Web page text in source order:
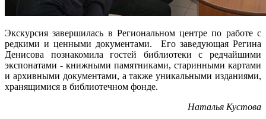
Экскурсия завершилась в Региональном центре по работе с
редкими и ценными документами. Его заведующая Регина
Денисова познакомила гостей библиотеки с редчайшими
экспонатами - книжными памятниками, старинными картами
и архивными документами, а также уникальными изданиями,
хранящимися в библиотечном фонде.
Наталья Кустова